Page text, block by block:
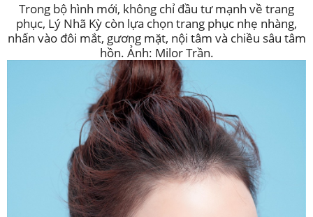
Trong bộ hình mới, không chỉ đầu tư mạnh về trang
phục, Lý Nhã Kỳ còn lựa chọn trang phục nhẹ nhàng,
nhấn vào đôi mắt, gương mặt, nội tâm và chiều sâu tâm
hồn. Ảnh: Milor Trần.